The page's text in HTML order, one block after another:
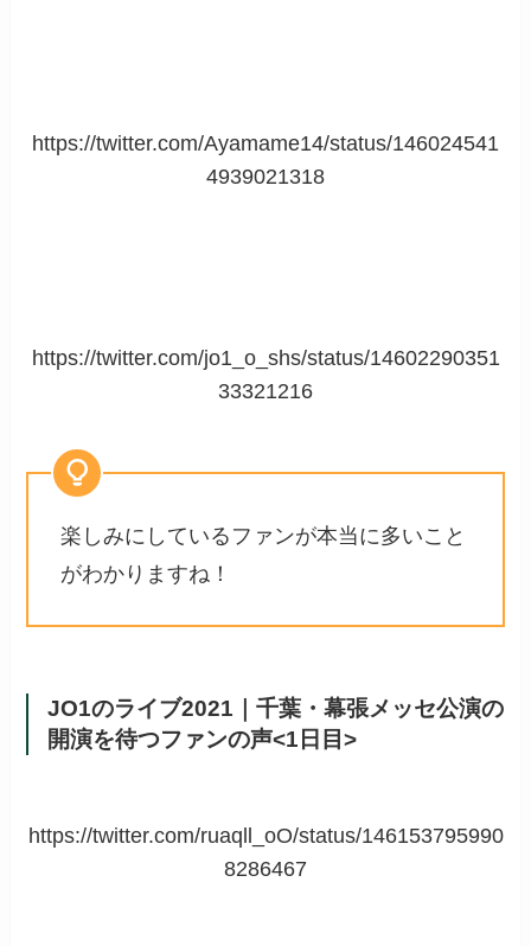
https://twitter.com/Ayamame14/status/146024541
4939021318
https://twitter.com/jo1_o_shs/status/14602290351
33321216
楽しみにしているファンが本当に多いこと
がわかりますね！
JO1のライブ2021｜千葉・幕張メッセ公演の
開演を待つファンの声<1日目>
https://twitter.com/ruaqll_oO/status/146153795990
8286467